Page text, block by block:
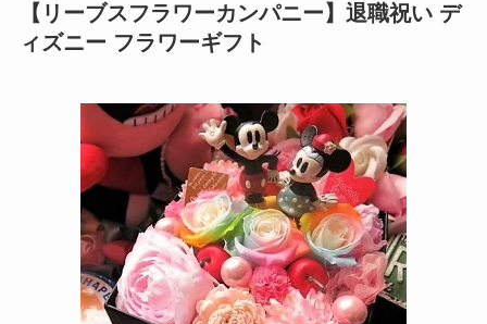
【リーブスフラワーカンパニー】退職祝い デ
ィズニー フラワーギフト